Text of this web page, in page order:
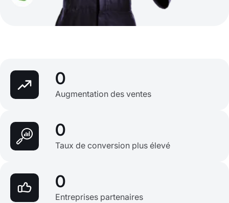
0
Augmentation des ventes
0
Taux de conversion plus élevé
0
Entreprises partenaires